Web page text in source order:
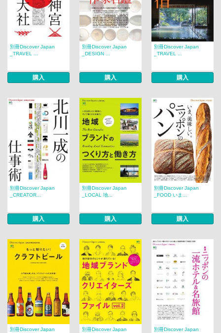
別冊Discover Japan
_TRAVEL ...
購入
別冊Discover Japan
_DESIGN ...
購入
別冊Discover Japan
_TRAVEL ...
購入
別冊Discover Japan
_CREATOR...
購入
別冊Discover Japan
_LOCAL 地...
購入
別冊Discover Japan
_FOOD いま...
購入
別冊Discover Japan
別冊Discover Japan
別冊Discover Japan